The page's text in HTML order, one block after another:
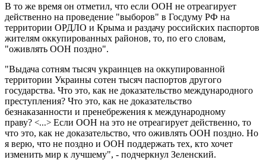
В то же время он отметил, что если ООН не отреагирует
действенно на проведение "выборов" в Госдуму РФ на
территории ОРДЛО и Крыма и раздачу российских паспортов
жителям оккупированных районов, то, по его словам,
"оживлять ООН поздно".
"Выдача сотням тысяч украинцев на оккупированной
территории Украины сотен тысяч паспортов другого
государства. Что это, как не доказательство международного
преступления? Что это, как не доказательство
безнаказанности и пренебрежения к международному
праву? <...> Если ООН на это не отреагирует действенно, то
что это, как не доказательство, что оживлять ООН поздно. Но
я верю, что не поздно и ООН поддержать тех, кто хочет
изменить мир к лучшему", - подчеркнул Зеленский.